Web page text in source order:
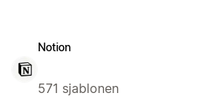
Notion
571 sjablonen